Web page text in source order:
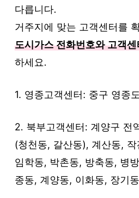
다릅니다.
거주지에 맞는 고객센터를
도시가스 전화번호와 고객
하세요.
1. 영종고객센터: 중구 영종
2. 북부고객센터: 계양구 전
(청천동, 갈산동), 계산동,
임학동, 박촌동, 방축동, 병
종동, 계양동, 이화동, 장기